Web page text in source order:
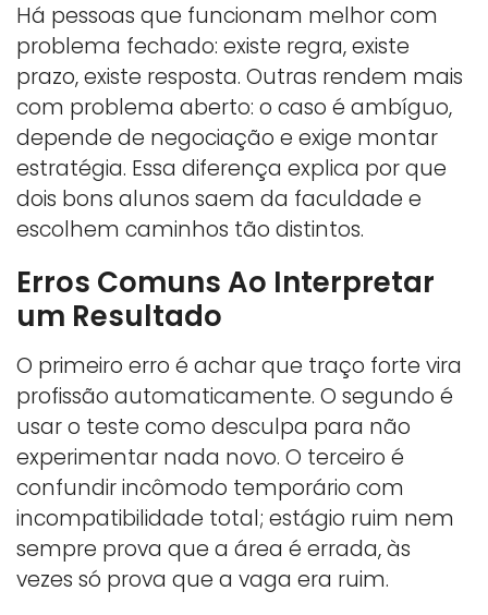
Há pessoas que funcionam melhor com
problema fechado: existe regra, existe
prazo, existe resposta. Outras rendem mais
com problema aberto: o caso é ambíguo,
depende de negociação e exige montar
estratégia. Essa diferença explica por que
dois bons alunos saem da faculdade e
escolhem caminhos tão distintos.
Erros Comuns Ao Interpretar
um Resultado
O primeiro erro é achar que traço forte vira
profissão automaticamente. O segundo é
usar o teste como desculpa para não
experimentar nada novo. O terceiro é
confundir incômodo temporário com
incompatibilidade total; estágio ruim nem
sempre prova que a área é errada, às
vezes só prova que a vaga era ruim.